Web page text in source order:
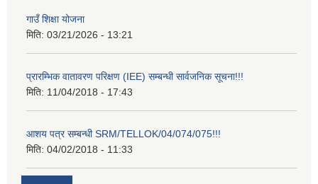
गाउँ शिक्षा योजना
मिति: 03/21/2026 - 13:21
प्रारम्भिक वातावरण परिक्षण (IEE) सम्बन्धी सार्वजनिक सूचना!!!
मिति: 11/04/2018 - 17:43
आशय पत्र सम्बन्धी SRM/TELLOK/04/074/075!!!
मिति: 04/02/2018 - 11:33